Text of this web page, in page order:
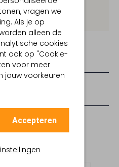
vragen we
Als je op
alleen de
cookies
ook op "Cookie-
voor meer
jouw voorkeuren
Accepteren
dagen